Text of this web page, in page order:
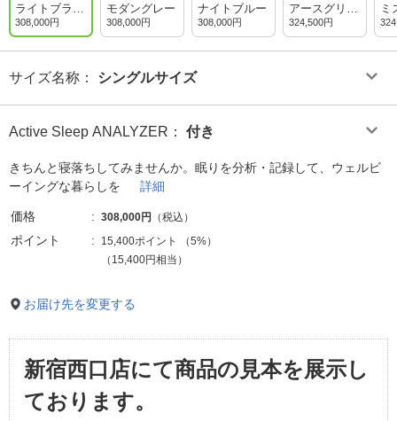
ライトブラウ
ン
308,000円
モダングレー
308,000円
ナイトブルー
308,000円
アースグリー
ン
324,500円
ミ
サイズ名称 ： シングルサイズ
Active Sleep ANALYZER ： 付き
きちんと寝落ちしてみませんか。眠りを分析・記録して、ウェルビ
ーイングな暮らしを 詳細
価格 308,000円 （税込）
ポイント 15,400ポイント （5%）
（15,400円相当）
お届け先を変更する
新宿西口店にて商品の見本を展示し
ております。